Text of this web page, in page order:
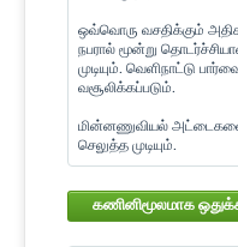
ஒவ்வொரு வசதிக்கும்
நபரால் மூன்று
முடியும். வெளிநாட்டு
வசூலிக்கப்படும்.
மின்னணுவியல்
செலுத்த முடியும்.